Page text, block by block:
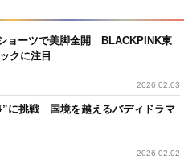
ョーツで美脚全開 BLACKPINK東
クに注目
2026.02.03
”に挑戦 国境を越えるバディドラマ
2026.02.02